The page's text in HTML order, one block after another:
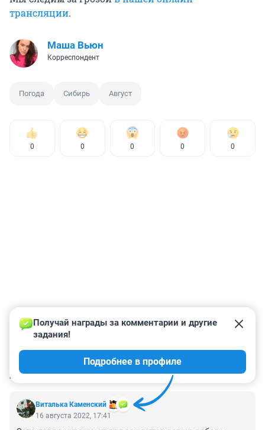
трансляции.
Маша Вьюн
Корреспондент
Погода Сибирь Август
0 0 0 0 0
КОММЕНТАРИИ 80
Виталька Каменский
Получай награды за комментарии и другие
задания!
Подробнее в профиле
16 августа 2022, 17:41